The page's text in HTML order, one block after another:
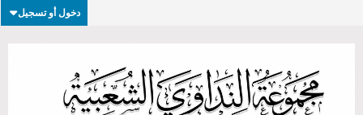
دخول أو تسجيل